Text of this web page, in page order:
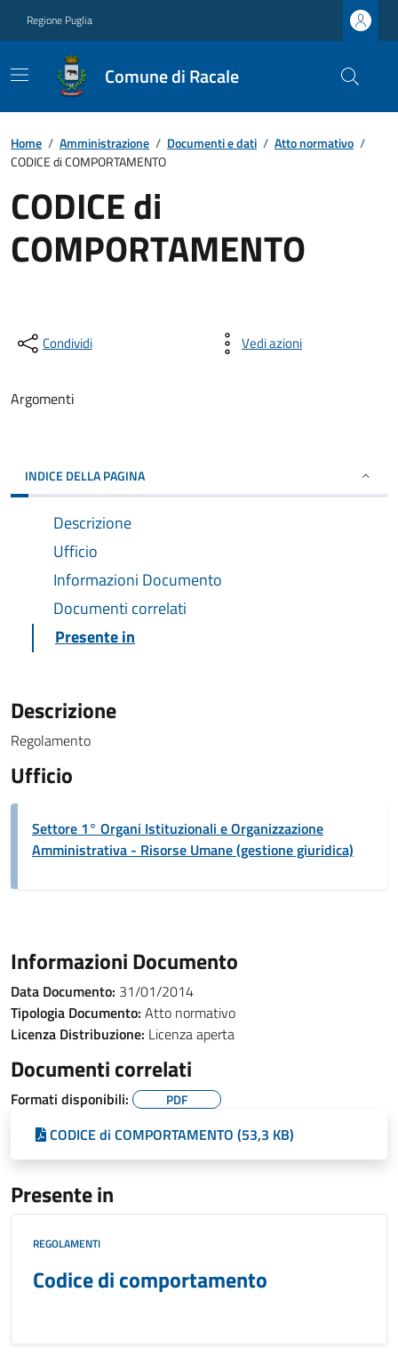
Regione Puglia
Comune di Racale
Home / Amministrazione / Documenti e dati / Atto normativo /
CODICE di COMPORTAMENTO
CODICE di
COMPORTAMENTO
Condividi Vedi azioni
Argomenti
INDICE DELLA PAGINA
Descrizione
Ufficio
Informazioni Documento
Documenti correlati
Presente in
Descrizione
Regolamento
Ufficio
Settore 1° Organi Istituzionali e Organizzazione
Amministrativa - Risorse Umane (gestione giuridica)
Informazioni Documento
Data Documento: 31/01/2014
Tipologia Documento: Atto normativo
Licenza Distribuzione: Licenza aperta
Documenti correlati
Formati disponibili: PDF
CODICE di COMPORTAMENTO (53,3 KB)
Presente in
REGOLAMENTI
Codice di comportamento